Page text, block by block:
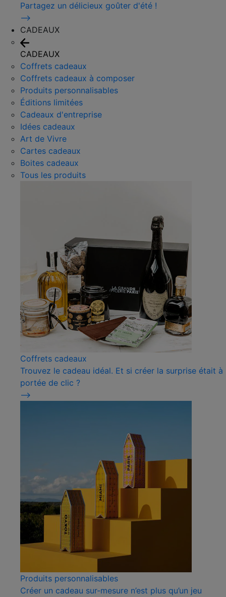
Partagez un délicieux goûter d'été !
⟶
CADEAUX
CADEAUX
Coffrets cadeaux
Coffrets cadeaux à composer
Produits personnalisables
Éditions limitées
Cadeaux d'entreprise
Idées cadeaux
Art de Vivre
Cartes cadeaux
Boites cadeaux
Tous les produits
Coffrets cadeaux
Trouvez le cadeau idéal. Et si créer la surprise était à
portée de clic ?
⟶
Produits personnalisables
Créer un cadeau sur-mesure n’est plus qu’un jeu